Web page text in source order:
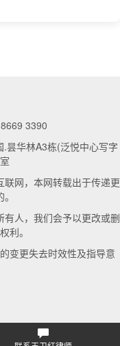
3390
昙华林A3栋(泛悦中心写字
网，本网转载出于传递更
人，我们会予以更改或删
利。
变更失去时效性及指导意